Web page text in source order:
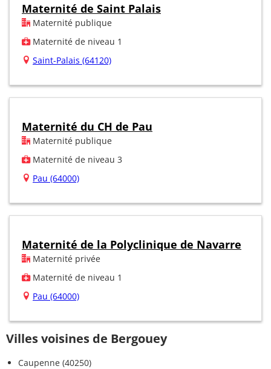
Maternité de Saint Palais
Maternité publique
Maternité de niveau 1
Saint-Palais (64120)
Maternité du CH de Pau
Maternité publique
Maternité de niveau 3
Pau (64000)
Maternité de la Polyclinique de Navarre
Maternité privée
Maternité de niveau 1
Pau (64000)
Villes voisines de Bergouey
Caupenne (40250)